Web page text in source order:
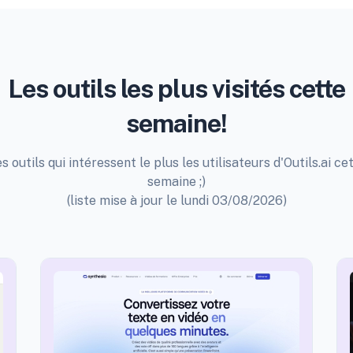
Les outils les plus visités cette
semaine!
outils qui intéressent le plus les utilisateurs d'Outils.ai
semaine ;)
(liste mise à jour le lundi 03/08/2026)